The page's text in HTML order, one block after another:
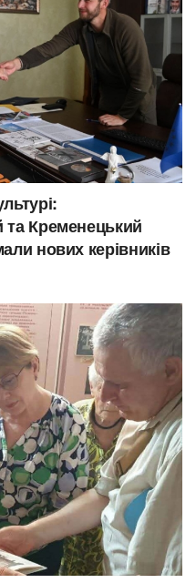
та Кременецький
нових керівників